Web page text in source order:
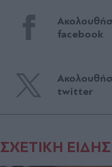
facebook
twitter
ΣΧΕΤΙΚΗ